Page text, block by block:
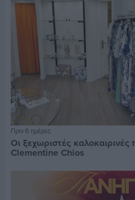
Πριν 6 ημέρες
Οι ξεχωριστές καλοκαιρινές
Clementine Chios